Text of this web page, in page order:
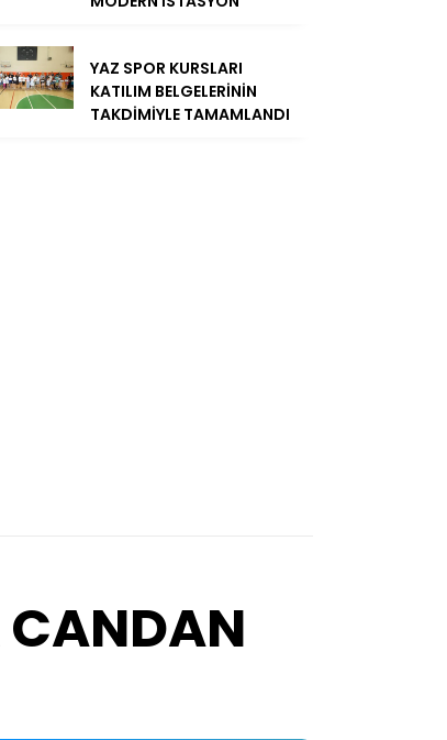
YAZ SPOR KURSLARI
KATILIM BELGELERİNİN
TAKDİMİYLE TAMAMLANDI
CANDAN